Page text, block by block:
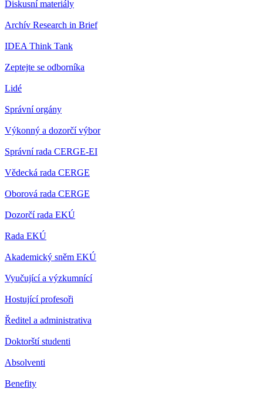
Diskusní materiály
Archív Research in Brief
IDEA Think Tank
Zeptejte se odborníka
Lidé
Správní orgány
Výkonný a dozorčí výbor
Správní rada CERGE-EI
Vědecká rada CERGE
Oborová rada CERGE
Dozorčí rada EKÚ
Rada EKÚ
Akademický sněm EKÚ
Vyučující a výzkumnící
Hostující profesoři
Ředitel a administrativa
Doktorští studenti
Absolventi
Benefity